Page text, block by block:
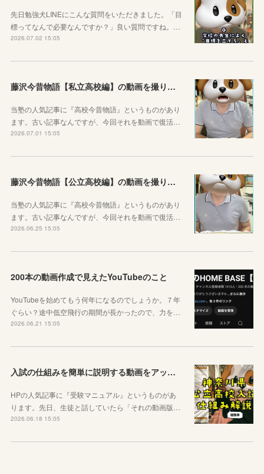
先日勉強犬LINEにこんな質問をいただきました。「目
標ってなんで必要なんですか？」良い質問ですね。…
2026.07.02 15:05
藤沢今昔物語【私立高校編】の動画を撮りました！
当塾の人気記事に『高校今昔物語』というものがあり
ます。古い記事なんですが、今回それを動画で復活…
2026.07.01 15:05
藤沢今昔物語【公立高校編】の動画を撮りました！
当塾の人気記事に『高校今昔物語』というものがあり
ます。古い記事なんですが、今回それを動画で復活…
2026.06.25 15:05
200本の動画作成で見えたYouTubeのこと
YouTubeを始めてもう何年になるのでしょうか。７年
ぐらい？途中低空飛行の期間が長かったので、力を…
2026.06.21 15:05
入試の仕組みを簡単に説明する動画をアップしました
HPの人気記事に『受験マニュアル』というものがあ
ります。先日、生徒と話していたら「それの動画版…
2026.06.18 15:05